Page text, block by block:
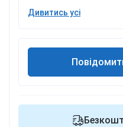
Дивитись усі